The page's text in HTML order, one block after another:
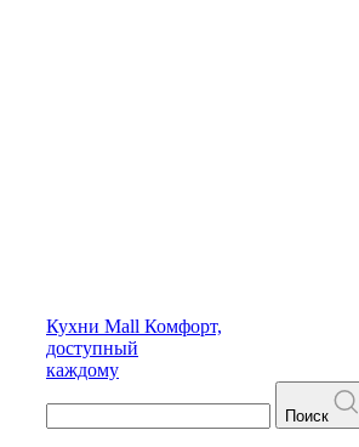
Кухни Mall Комфорт,
доступный
каждому
Поиск